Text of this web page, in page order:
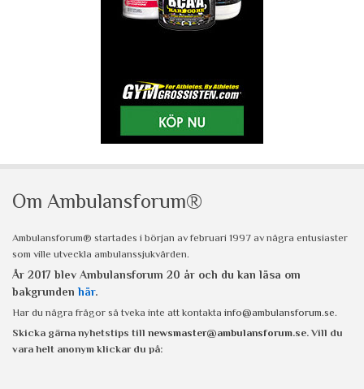
Om Ambulansforum®
Ambulansforum® startades i början av februari 1997 av några entusiaster
som ville utveckla ambulanssjukvården.
År 2017 blev Ambulansforum 20 år och du kan läsa om
bakgrunden här.
Har du några frågor så tveka inte att kontakta info@ambulansforum.se.
Skicka gärna nyhetstips till newsmaster@ambulansforum.se. Vill du
vara helt anonym klickar du på: